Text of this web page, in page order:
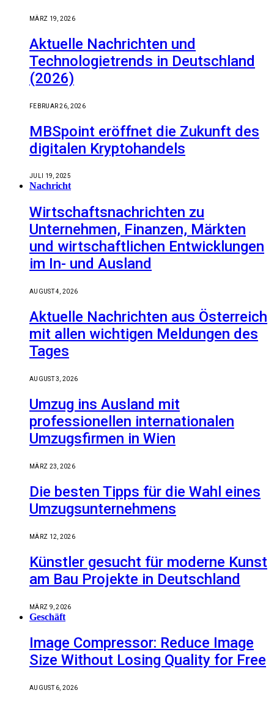
MÄRZ 19, 2026
Aktuelle Nachrichten und
Technologietrends in Deutschland
(2026)
FEBRUAR 26, 2026
MBSpoint eröffnet die Zukunft des
digitalen Kryptohandels
JULI 19, 2025
Nachricht
Wirtschaftsnachrichten zu
Unternehmen, Finanzen, Märkten
und wirtschaftlichen Entwicklungen
im In- und Ausland
AUGUST 4, 2026
Aktuelle Nachrichten aus Österreich
mit allen wichtigen Meldungen des
Tages
AUGUST 3, 2026
Umzug ins Ausland mit
professionellen internationalen
Umzugsfirmen in Wien
MÄRZ 23, 2026
Die besten Tipps für die Wahl eines
Umzugsunternehmens
MÄRZ 12, 2026
Künstler gesucht für moderne Kunst
am Bau Projekte in Deutschland
MÄRZ 9, 2026
Geschäft
Image Compressor: Reduce Image
Size Without Losing Quality for Free
AUGUST 6, 2026